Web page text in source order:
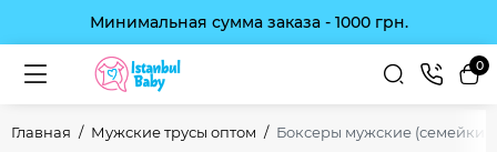
Минимальная сумма заказа - 1000 грн.
0
Главная Мужские трусы оптом Боксеры мужские (семейки)